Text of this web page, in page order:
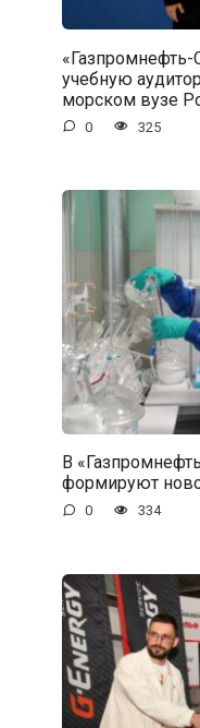
учебную
морском вузе
0 325
В
формируют
0 334